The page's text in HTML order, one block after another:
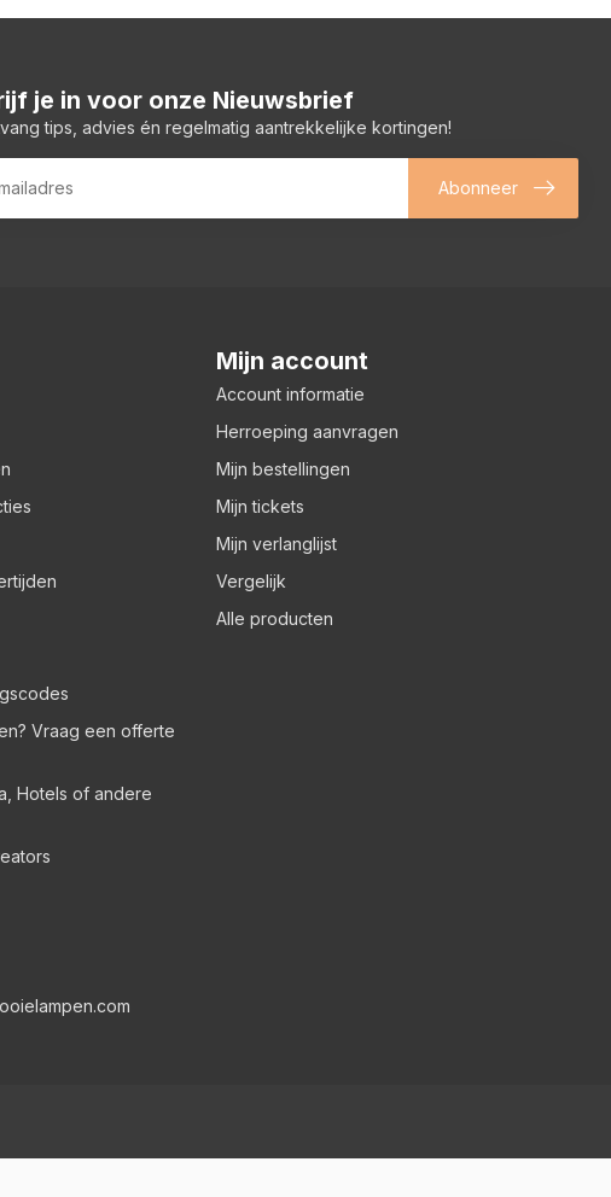
je in voor onze Nieuwsbrief
tips, advies én regelmatig aantrekkelijke kortingen!
Abonneer
Vraag een offerte
Hotels of andere
Mijn account
Account informatie
Herroeping aanvragen
Mijn bestellingen
Mijn tickets
Mijn verlanglijst
Vergelijk
Alle producten